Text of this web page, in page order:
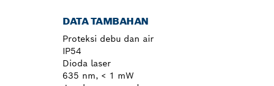
DATA TAMBAHAN
Proteksi debu dan air
IP54
Dioda laser
635 nm, < 1 mW